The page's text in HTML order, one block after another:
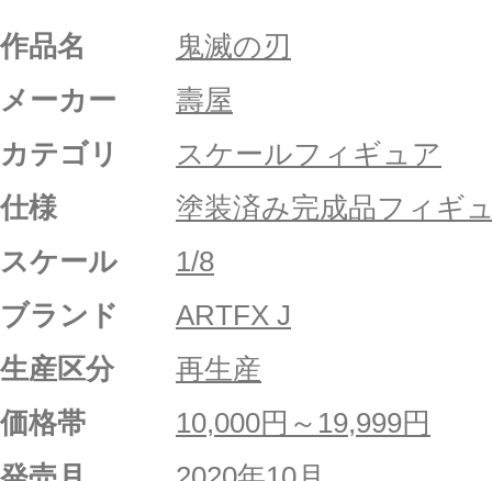
作品名
鬼滅の刃
メーカー
壽屋
カテゴリ
スケールフィギュア
仕様
塗装済み完成品フィギ
スケール
1/8
ブランド
ARTFX J
生産区分
再生産
価格帯
10,000円～19,999円